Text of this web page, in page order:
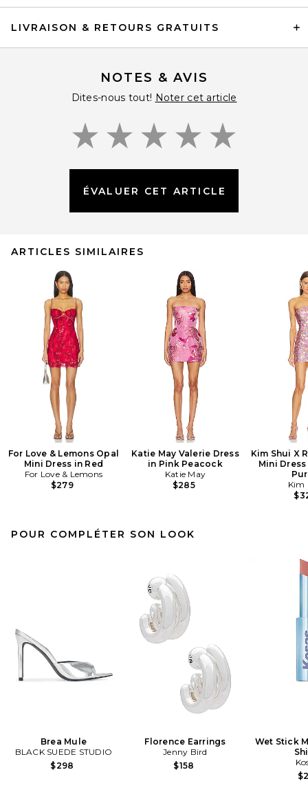
LIVRAISON & RETOURS GRATUITS
NOTES & AVIS
Dites-nous tout! Noter cet article
ÉVALUER CET ARTICLE
ARTICLES SIMILAIRES
For Love & Lemons Opal
Mini Dress in Red
For Love & Lemons
$279
Katie May Valerie Dress
in Pink Peacock
Katie May
$285
Kim Shui X
Mini
Kim
POUR COMPLÉTER SON LOOK
Brea Mule
BLACK SUEDE STUDIO
$298
Florence Earrings
Jenny Bird
$158
Wet Stick